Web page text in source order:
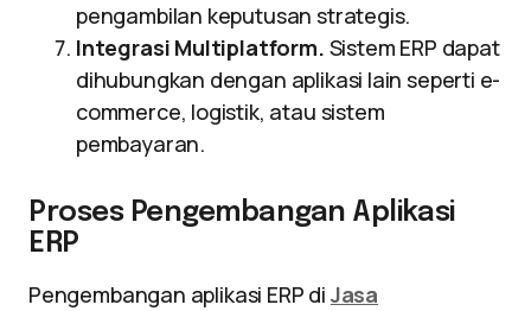
pengambilan keputusan strategis.
Integrasi Multiplatform. Sistem ERP dapat
dihubungkan dengan aplikasi lain seperti e-
commerce, logistik, atau sistem
pembayaran.
Proses Pengembangan Aplikasi
ERP
Pengembangan aplikasi ERP di Jasa